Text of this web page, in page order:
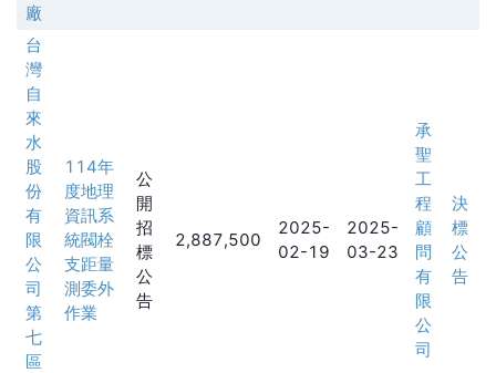
廠
台
灣
自
來
水
股
份
有
限
公
司
第
七
區
114年
度地理
資訊系
統閥栓
支距量
測委外
作業
公
開
招
標
公
告
2,887,500
2025-
02-19
2025-
03-23
承
聖
工
程
顧
問
有
限
公
司
決
標
公
告